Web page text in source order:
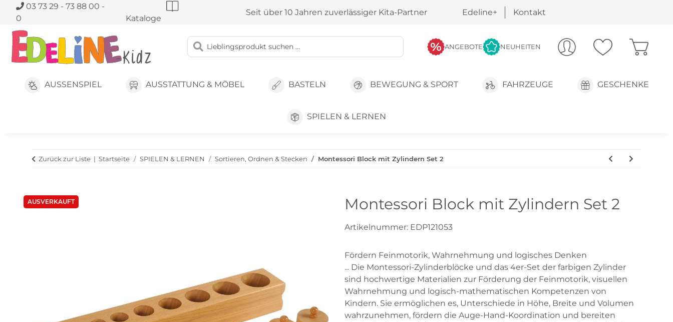
03 73 29 - 73 88 00 -
0
Kataloge
Seit über 10 Jahren zuverlässiger Kita-Partner Edeline+ Kontakt
ANGEBOTE NEUHEITEN
AUSSENSPIEL AUSSTATTUNG & MÖBEL BASTELN BEWEGUNG & SPORT FAHRZEUGE GESCHENKE
SPIELEN & LERNEN
Zurück zur Liste Startseite SPIELEN & LERNEN Sortieren, Ordnen & Stecken Montessori Block mit Zylindern Set 2
AUSVERKAUFT Montessori Block mit Zylindern Set 2
Artikelnummer: EDP121053
Fördern Feinmotorik, Wahrnehmung und logisches Denken
... Die Montessori-Zylinderblöcke und das 4er-Set der farbigen Zylinder
sind hochwertige Materialien zur Förderung der Feinmotorik, visuellen
Wahrnehmung und logisch-mathematischen Kompetenzen von
Kindern. Sie ermöglichen es, Unterschiede in Höhe, Breite und Volumen
wahrzunehmen, fördern die Auge-Hand-Koordination und bereiten